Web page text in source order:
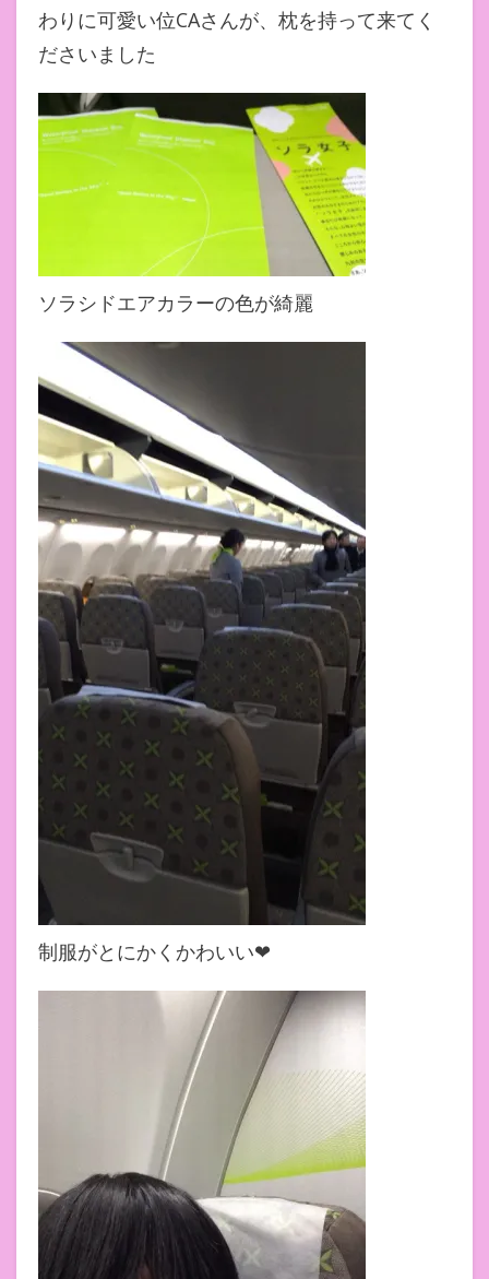
わりに可愛い位CAさんが、枕を持って来てく
ださいました
ソラシドエアカラーの色が綺麗
制服がとにかくかわいい❤︎